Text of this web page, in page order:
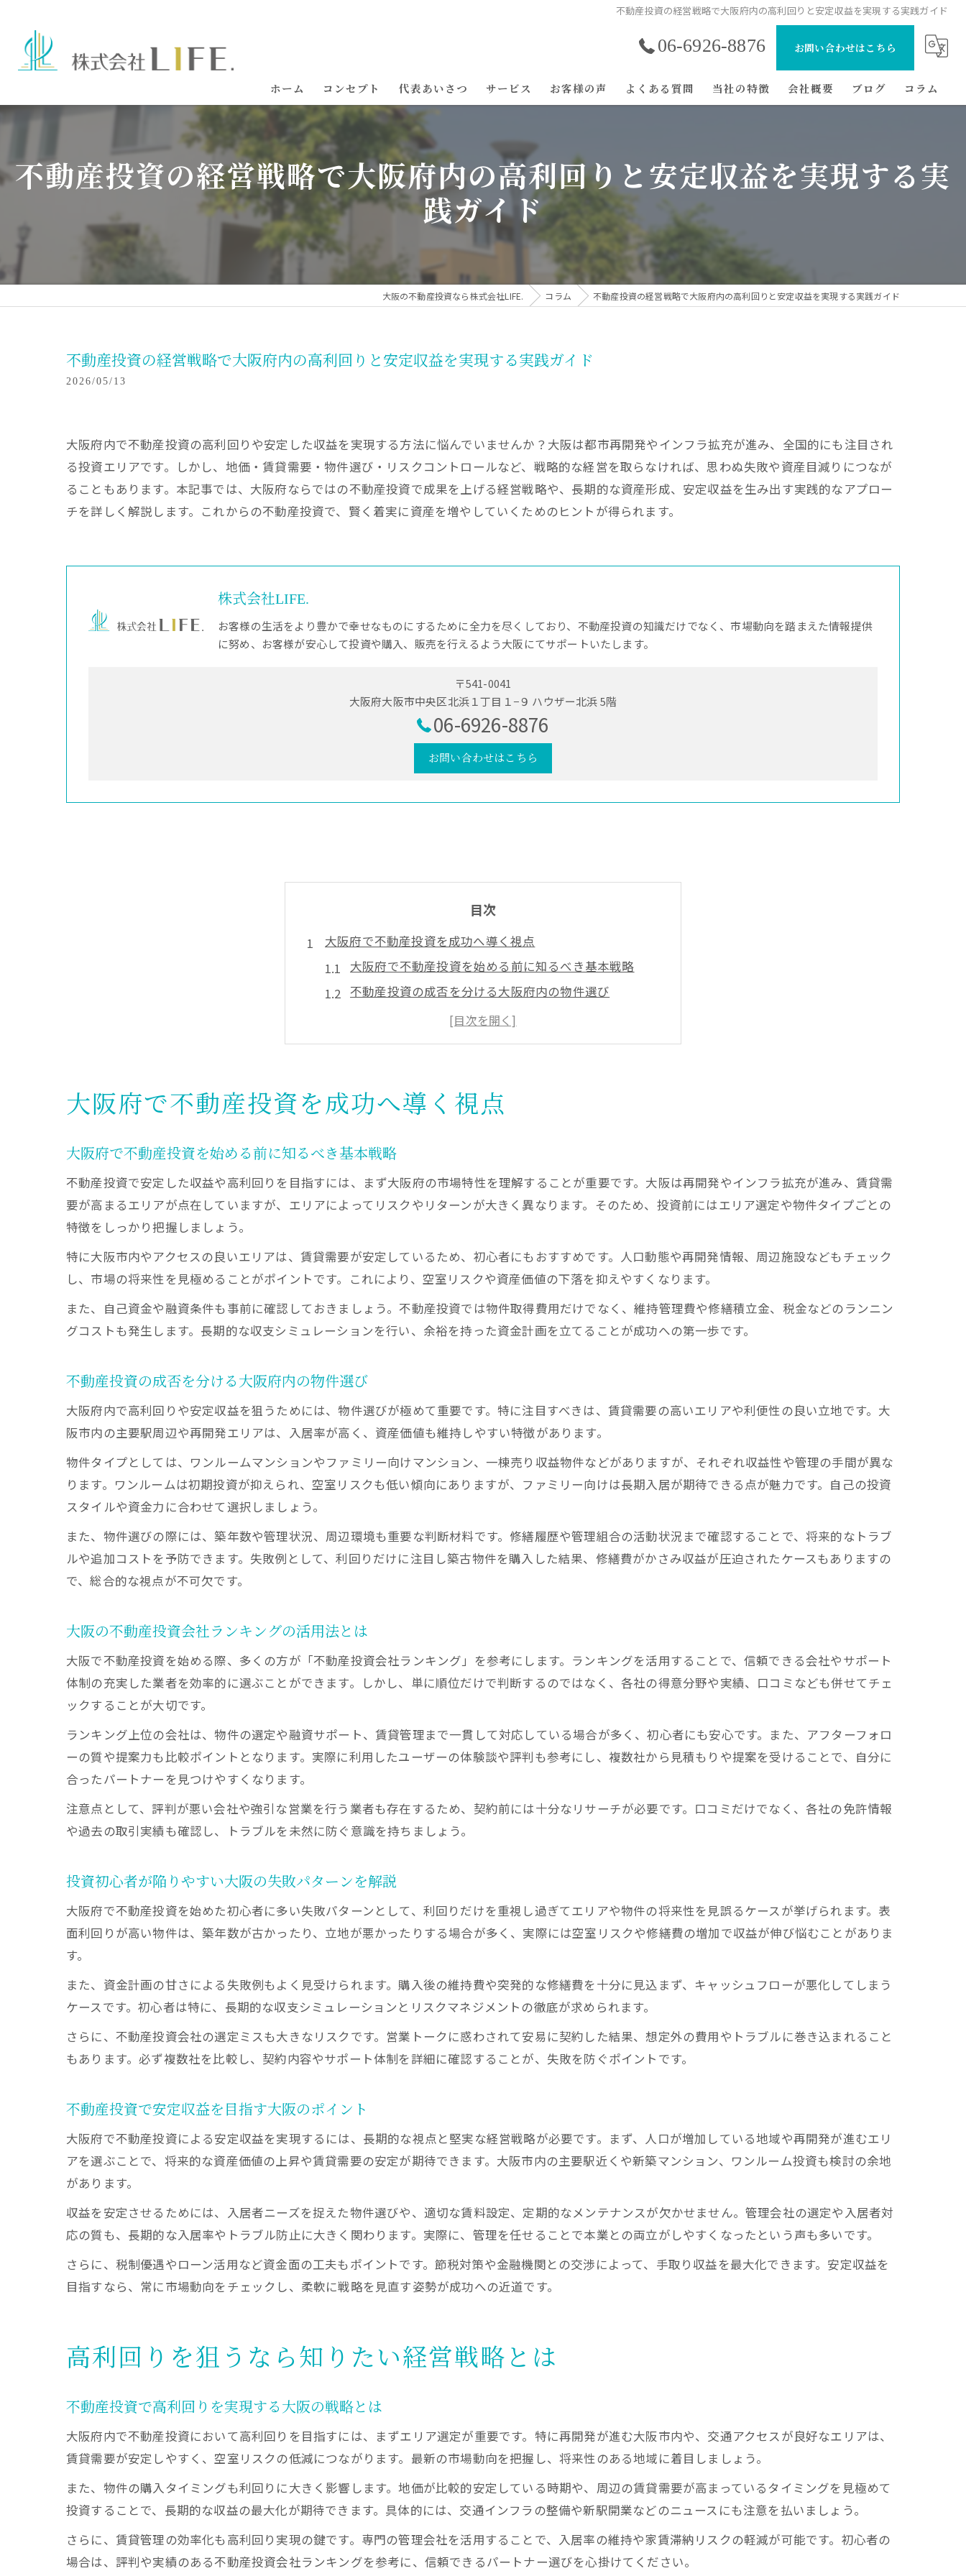
不動産投資の経営戦略で大阪府内の高利回りと安定収益を実現する実践ガイド
06-6926-8876 お問い合わせはこちら
ホーム コンセプト 代表あいさつ サービス お客様の声 よくある質問 当社の特徴
初心者
経費
会社概要 ブログ コラム
不動産投資の経営戦略で大阪府内の高利回りと安定収益を実現する実
践ガイド
大阪の不動産投資なら株式会社LIFE. コラム 不動産投資の経営戦略で大阪府内の高利回りと安定収益を実現する実践ガイド
不動産投資の経営戦略で大阪府内の高利回りと安定収益を実現する実践ガイド
2026/05/13
大阪府内で不動産投資の高利回りや安定した収益を実現する方法に悩んでいませんか？大阪は都市再開発やインフラ拡充が進み、全国的にも注目され
る投資エリアです。しかし、地価・賃貸需要・物件選び・リスクコントロールなど、戦略的な経営を取らなければ、思わぬ失敗や資産目減りにつなが
ることもあります。本記事では、大阪府ならではの不動産投資で成果を上げる経営戦略や、長期的な資産形成、安定収益を生み出す実践的なアプロー
チを詳しく解説します。これからの不動産投資で、賢く着実に資産を増やしていくためのヒントが得られます。
株式会社LIFE.
お客様の生活をより豊かで幸せなものにするために全力を尽くしており、不動産投資の知識だけでなく、市場動向を踏まえた情報提供
に努め、お客様が安心して投資や購入、販売を行えるよう大阪にてサポートいたします。
〒541-0041
大阪府大阪市中央区北浜１丁目１−９ ハウザー北浜 5階
06-6926-8876
お問い合わせはこちら
目次
大阪府で不動産投資を成功へ導く視点
大阪府で不動産投資を始める前に知るべき基本戦略
不動産投資の成否を分ける大阪府内の物件選び
大阪の不動産投資会社ランキングの活用法とは
投資初心者が陥りやすい大阪の失敗パターンを解説
高利回りを狙うなら知りたい経営戦略とは
不動産投資で高利回りを実現する大阪の戦略とは
大阪投資用マンションの選び方と利回り向上策
収益物件大阪で高利回りを狙うための管理ポイント
不動産投資で収益安定を目指す大阪の物件管理術
安定収益の鍵となる大阪のエリア選定方法
失敗例から学ぶ不動産投資リスク回避術
不動産投資大阪で多い失敗事例とその原因を解説
評判の悪い不動産投資会社の特徴と見分け方
資産目減りを防ぐ大阪のリスクコントロール術
大阪でよくあるワンルーム投資の落とし穴に注意
エリア選定で差が出る大阪不動産投資のコツ
不動産投資で重視したい大阪の注目エリアとは
投資初心者におすすめの大阪府内エリアの見つけ方
大阪で安定収益を続けるための実践的な投資術
リスクを最小化する大阪不動産投資の考え方
大阪府で不動産投資を成功へ導く視点
大阪府で不動産投資を始める前に知るべき基本戦略
不動産投資で安定した収益や高利回りを目指すには、まず大阪府の市場特性を理解することが重要です。大阪は再開発やインフラ拡充が進み、賃貸需
要が高まるエリアが点在していますが、エリアによってリスクやリターンが大きく異なります。そのため、投資前にはエリア選定や物件タイプごとの
特徴をしっかり把握しましょう。
特に大阪市内やアクセスの良いエリアは、賃貸需要が安定しているため、初心者にもおすすめです。人口動態や再開発情報、周辺施設などもチェック
し、市場の将来性を見極めることがポイントです。これにより、空室リスクや資産価値の下落を抑えやすくなります。
また、自己資金や融資条件も事前に確認しておきましょう。不動産投資では物件取得費用だけでなく、維持管理費や修繕積立金、税金などのランニン
グコストも発生します。長期的な収支シミュレーションを行い、余裕を持った資金計画を立てることが成功への第一歩です。
不動産投資の成否を分ける大阪府内の物件選び
大阪府内で高利回りや安定収益を狙うためには、物件選びが極めて重要です。特に注目すべきは、賃貸需要の高いエリアや利便性の良い立地です。大
阪市内の主要駅周辺や再開発エリアは、入居率が高く、資産価値も維持しやすい特徴があります。
物件タイプとしては、ワンルームマンションやファミリー向けマンション、一棟売り収益物件などがありますが、それぞれ収益性や管理の手間が異な
ります。ワンルームは初期投資が抑えられ、空室リスクも低い傾向にありますが、ファミリー向けは長期入居が期待できる点が魅力です。自己の投資
スタイルや資金力に合わせて選択しましょう。
また、物件選びの際には、築年数や管理状況、周辺環境も重要な判断材料です。修繕履歴や管理組合の活動状況まで確認することで、将来的なトラブ
ルや追加コストを予防できます。失敗例として、利回りだけに注目し築古物件を購入した結果、修繕費がかさみ収益が圧迫されたケースもありますの
で、総合的な視点が不可欠です。
大阪の不動産投資会社ランキングの活用法とは
大阪で不動産投資を始める際、多くの方が「不動産投資会社ランキング」を参考にします。ランキングを活用することで、信頼できる会社やサポート
体制の充実した業者を効率的に選ぶことができます。しかし、単に順位だけで判断するのではなく、各社の得意分野や実績、口コミなども併せてチェ
ックすることが大切です。
ランキング上位の会社は、物件の選定や融資サポート、賃貸管理まで一貫して対応している場合が多く、初心者にも安心です。また、アフターフォロ
ーの質や提案力も比較ポイントとなります。実際に利用したユーザーの体験談や評判も参考にし、複数社から見積もりや提案を受けることで、自分に
合ったパートナーを見つけやすくなります。
注意点として、評判が悪い会社や強引な営業を行う業者も存在するため、契約前には十分なリサーチが必要です。口コミだけでなく、各社の免許情報
や過去の取引実績も確認し、トラブルを未然に防ぐ意識を持ちましょう。
投資初心者が陥りやすい大阪の失敗パターンを解説
大阪府で不動産投資を始めた初心者に多い失敗パターンとして、利回りだけを重視し過ぎてエリアや物件の将来性を見誤るケースが挙げられます。表
面利回りが高い物件は、築年数が古かったり、立地が悪かったりする場合が多く、実際には空室リスクや修繕費の増加で収益が伸び悩むことがありま
す。
また、資金計画の甘さによる失敗例もよく見受けられます。購入後の維持費や突発的な修繕費を十分に見込まず、キャッシュフローが悪化してしまう
ケースです。初心者は特に、長期的な収支シミュレーションとリスクマネジメントの徹底が求められます。
さらに、不動産投資会社の選定ミスも大きなリスクです。営業トークに惑わされて安易に契約した結果、想定外の費用やトラブルに巻き込まれること
もあります。必ず複数社を比較し、契約内容やサポート体制を詳細に確認することが、失敗を防ぐポイントです。
不動産投資で安定収益を目指す大阪のポイント
大阪府で不動産投資による安定収益を実現するには、長期的な視点と堅実な経営戦略が必要です。まず、人口が増加している地域や再開発が進むエリ
アを選ぶことで、将来的な資産価値の上昇や賃貸需要の安定が期待できます。大阪市内の主要駅近くや新築マンション、ワンルーム投資も検討の余地
があります。
収益を安定させるためには、入居者ニーズを捉えた物件選びや、適切な賃料設定、定期的なメンテナンスが欠かせません。管理会社の選定や入居者対
応の質も、長期的な入居率やトラブル防止に大きく関わります。実際に、管理を任せることで本業との両立がしやすくなったという声も多いです。
さらに、税制優遇やローン活用など資金面の工夫もポイントです。節税対策や金融機関との交渉によって、手取り収益を最大化できます。安定収益を
目指すなら、常に市場動向をチェックし、柔軟に戦略を見直す姿勢が成功への近道です。
高利回りを狙うなら知りたい経営戦略とは
不動産投資で高利回りを実現する大阪の戦略とは
大阪府内で不動産投資において高利回りを目指すには、まずエリア選定が重要です。特に再開発が進む大阪市内や、交通アクセスが良好なエリアは、
賃貸需要が安定しやすく、空室リスクの低減につながります。最新の市場動向を把握し、将来性のある地域に着目しましょう。
また、物件の購入タイミングも利回りに大きく影響します。地価が比較的安定している時期や、周辺の賃貸需要が高まっているタイミングを見極めて
投資することで、長期的な収益の最大化が期待できます。具体的には、交通インフラの整備や新駅開業などのニュースにも注意を払いましょう。
さらに、賃貸管理の効率化も高利回り実現の鍵です。専門の管理会社を活用することで、入居率の維持や家賃滞納リスクの軽減が可能です。初心者の
場合は、評判や実績のある不動産投資会社ランキングを参考に、信頼できるパートナー選びを心掛けてください。